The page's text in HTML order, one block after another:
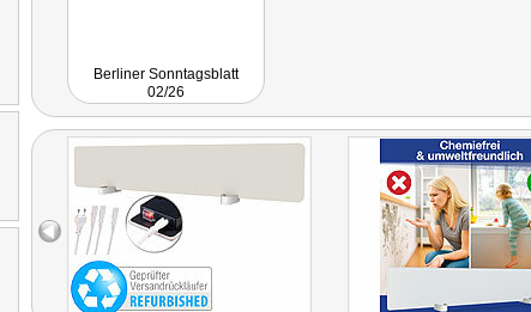
Berliner Sonntagsblatt
02/26